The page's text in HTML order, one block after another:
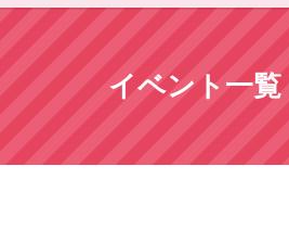
イベント一覧